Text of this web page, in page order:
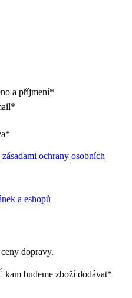
a příjmení*
*
*
zásadami ochrany osobních
a eshopů
dopravy.
kam budeme zboží dodávat*